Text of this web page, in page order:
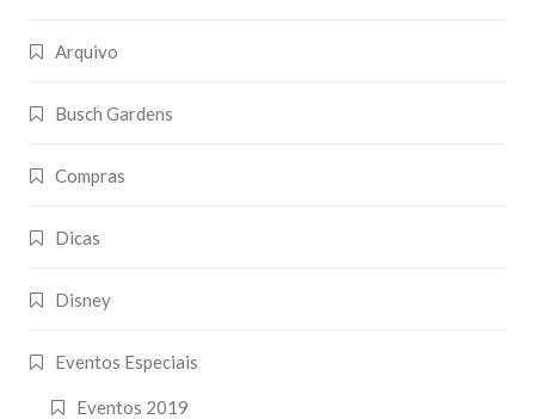
Arquivo
Busch Gardens
Compras
Dicas
Disney
Eventos Especiais
Eventos 2019